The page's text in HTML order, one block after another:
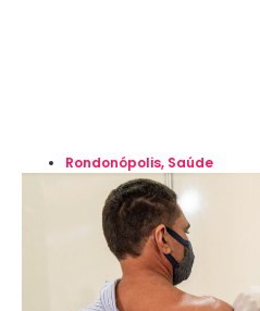
Rondonópolis, Saúde